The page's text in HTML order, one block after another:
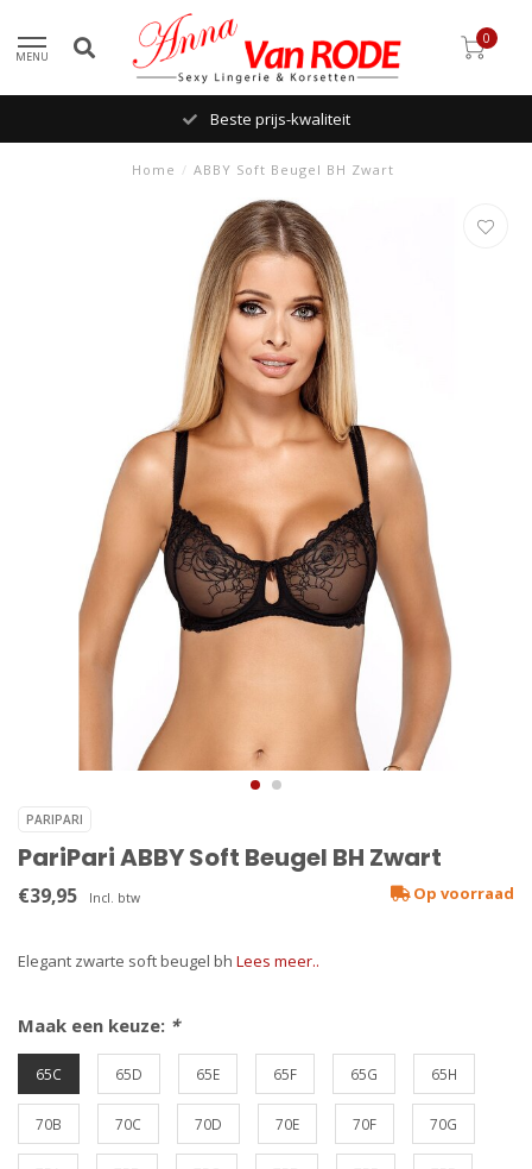
MENU
0
Beste prijs-kwaliteit
Home / ABBY Soft Beugel BH Zwart
PARIPARI
PariPari ABBY Soft Beugel BH Zwart
€39,95 Incl. btw Op voorraad
Elegant zwarte soft beugel bh Lees meer..
Maak een keuze: *
65C 65D 65E 65F 65G 65H
70B 70C 70D 70E 70F 70G